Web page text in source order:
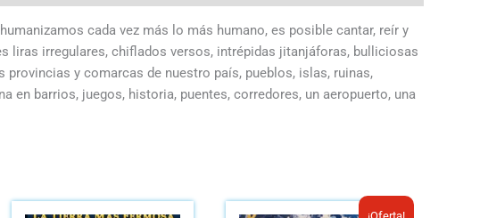
cada vez más lo más humano, es posible cantar, reír y
liras irregulares, chiflados versos, intrépidas jitanjáforas, bulliciosas
y comarcas de nuestro país, pueblos, islas, ruinas,
barrios, juegos, historia, puentes, corredores, un aeropuerto, una
El
El